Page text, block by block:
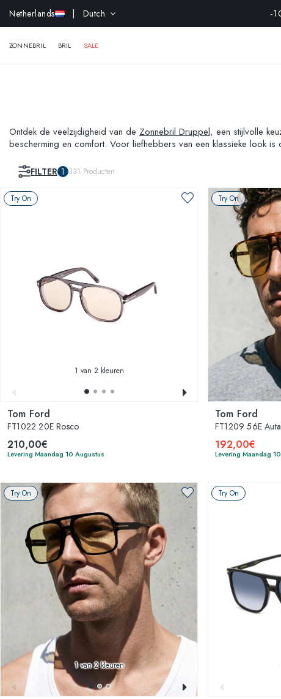
Netherlands | Dutch -
ZONNEBRIL BRIL SALE
Ontdek de veelzijdigheid van de Zonnebril Druppel, een stijlvolle
bescherming en comfort. Voor liefhebbers van een klassieke look is
FILTER 1 331 Producten
Try On
1 van 2 kleuren
Tom Ford
FT1022 20E Rosco
210,00€
Levering Maandag 10 Augustus
Try On
Tom Ford
FT1209 56E
192,00€
Levering Maandag
Try On
1van 2 kleuren
Try On